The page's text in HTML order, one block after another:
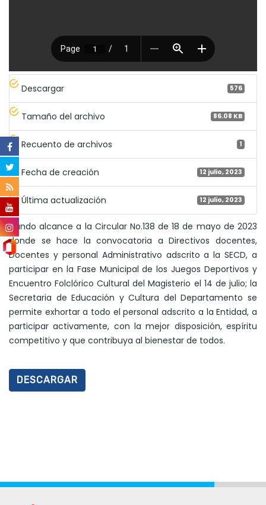
Descargar 576
Tamaño del archivo 86.08 KB
Recuento de archivos 1
Fecha de creación 12 julio, 2023
Última actualización 12 julio, 2023
Dando alcance a la Circular No.138 de 18 de mayo de 2023
donde se hace la convocatoria a Directivos docentes,
Docentes y personal Administrativo adscrito a la SECD, a
participar en la Fase Municipal de los Juegos Deportivos y
Encuentro Folclórico Cultural del Magisterio el 14 de julio; la
Secretaria de Educación y Cultura del Departamento se
permite exhortar a todo el personal adscrito a la Entidad, a
participar activamente, con la mejor disposición, espíritu
competitivo y que contribuya al bienestar de todos.
DESCARGAR